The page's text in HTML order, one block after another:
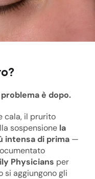
è dopo.
cala, il prurito
sospensione la
intensa di prima —
Physicians per
si aggiungono gli